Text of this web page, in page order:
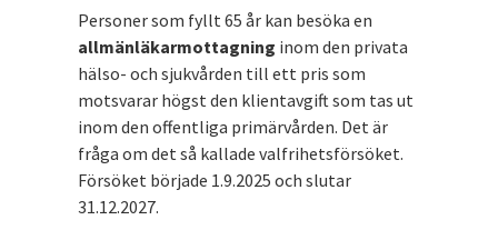
Personer som fyllt 65 år kan besöka en
allmänläkarmottagning inom den privata
hälso- och sjukvården till ett pris som
motsvarar högst den klientavgift som tas ut
inom den offentliga primärvården. Det är
fråga om det så kallade valfrihetsförsöket.
Försöket började 1.9.2025 och slutar
31.12.2027.